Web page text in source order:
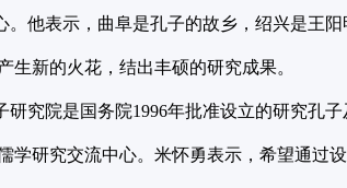
他表示，曲阜是孔子的故乡，绍兴是王
新的火花，结出丰硕的研究成果。
院是国务院1996年批准设立的研究孔
学研究交流中心。米怀勇表示，希望通过